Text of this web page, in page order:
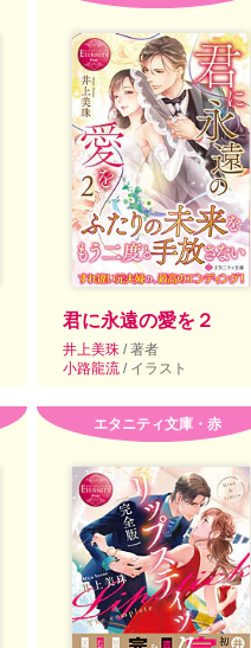
君に永遠の愛を２
井上美珠 / 著者
小路龍流 / イラスト
エタニティ文庫・赤